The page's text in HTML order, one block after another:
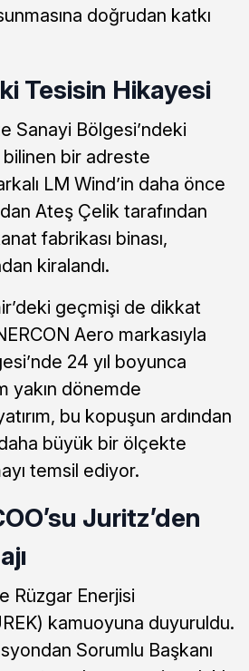
doğrudan katkı
Tesisin Hikayesi
Sanayi Bölgesi’ndeki
bir adreste
LM Wind’in daha önce
Ateş Çelik tarafından
fabrikası binası,
kiralandı.
geçmişi de dikkat
Aero markasıyla
24 yıl boyunca
yakın dönemde
bu kopuşun ardından
büyük bir ölçekte
temsil ediyor.
Juritz’den
Rüzgar Enerjisi
kamuoyuna duyuruldu.
Sorumlu Başkanı